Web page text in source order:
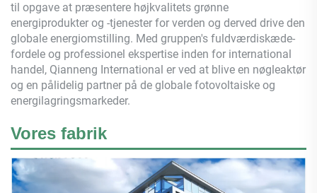
til opgave at præsentere højkvalitets grønne
energiprodukter og -tjenester for verden og derved drive den
globale energiomstilling. Med gruppen's fuldværdiskæde-
fordele og professionel ekspertise inden for international
handel, Qianneng International er ved at blive en nøgleaktør
og en pålidelig partner på de globale fotovoltaiske og
energilagringsmarkeder.
Vores fabrik